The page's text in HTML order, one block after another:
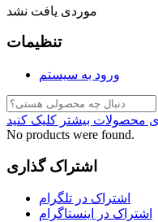
موردی یافت نشد
تنظیمات
ورود به سیستم
No products were found.
اشتراک گذاری
اشتراک در تلگرام
اشتراک در اینستاگرام